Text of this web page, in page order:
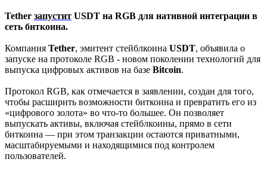
Tether запустит USDT на RGB для нативной интеграции в
сеть биткоина.
Компания Tether, эмитент стейблкоина USDT, объявила о
запуске на протоколе RGB - новом поколении технологий для
выпуска цифровых активов на базе Bitcoin.
Протокол RGB, как отмечается в заявлении, создан для того,
чтобы расширить возможности биткоина и превратить его из
«цифрового золота» во что-то большее. Он позволяет
выпускать активы, включая стейблкоины, прямо в сети
биткоина — при этом транзакции остаются приватными,
масштабируемыми и находящимися под контролем
пользователей.